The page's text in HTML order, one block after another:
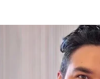
Pour Hommes
des Paupières